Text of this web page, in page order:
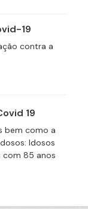
19
contra a
19
bem como a
Idosos
com 85 anos